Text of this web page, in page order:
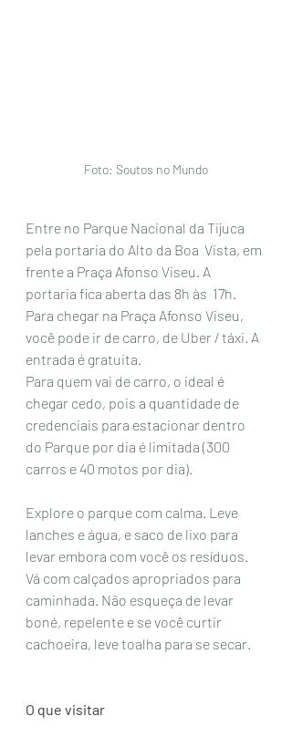
Foto: Soutos no Mundo
Entre no Parque Nacional da Tijuca
pela portaria do Alto da Boa  Vista, em
frente a Praça Afonso Viseu. A
portaria fica aberta das 8h às  17h.
Para chegar na Praça Afonso Viseu,
você pode ir de carro, de Uber / táxi. A
entrada é gratuita.
Para quem vai de carro, o ideal é
chegar cedo, pois a quantidade de
credenciais para estacionar dentro
do Parque por dia é limitada (300
carros e 40 motos por dia).
Explore o parque com calma. Leve
lanches e água, e saco de lixo para
levar embora com você os resíduos.
Vá com calçados apropriados para
caminhada. Não esqueça de levar
boné, repelente e se você curtir
cachoeira, leve toalha para se secar.
O que visitar